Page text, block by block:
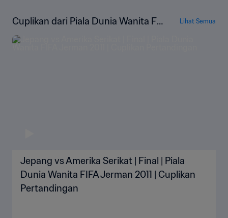
Cuplikan dari Piala Dunia Wanita FI
FA Jerman 2011
Lihat Semua
Jepang vs Amerika Serikat | Final | Piala
Dunia Wanita FIFA Jerman 2011 | Cuplikan
Pertandingan